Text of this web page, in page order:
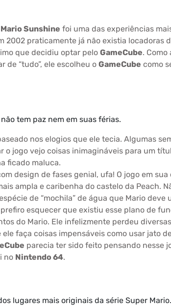
Sunshine foi uma das experiências
2002 praticamente já não existia locadoras
que decidiu optar pelo GameCube. Como
de “tudo”, ele escolheu o GameCube como
tem paz nem em suas férias.
nos elogios que ele tecia. Algumas
o jogo vejo coisas inimagináveis para um
ficado maluca.
design de fases genial, ufa! O jogo em
ampla e caribenha do castelo da Peach.
de “mochila” de água que Mario
esquecer que existiu esse plano de
do Mario. Ele infelizmente perdeu
faça coisas impensáveis como usar jato
parecia ter sido feito pensando nesse
no Nintendo 64.
lugares mais originais da série Super Mario.